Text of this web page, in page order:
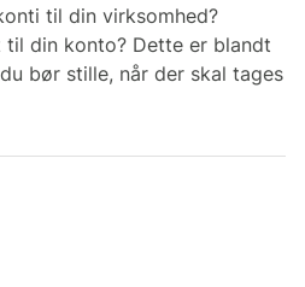
til din virksomhed?
din konto? Dette er blandt
bør stille, når der skal tages